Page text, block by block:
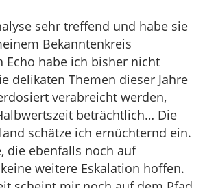
sehr treffend und habe sie
Bekanntenkreis
Echo habe ich bisher nicht
delikaten Themen dieser Jahre
verabreicht werden,
beträchtlich… Die
schätze ich ernüchternd ein.
die ebenfalls noch auf
weitere Eskalation hoffen.